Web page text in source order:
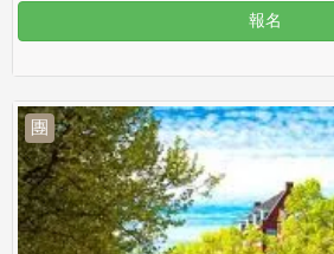
報名
團